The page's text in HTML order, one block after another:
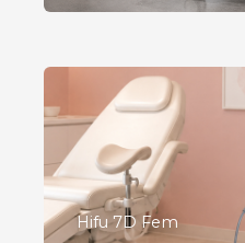
Hifu 7D Fem